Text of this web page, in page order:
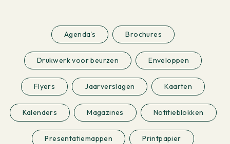
Agenda's Brochures
Drukwerk voor beurzen Enveloppen
Flyers Jaarverslagen Kaarten
Kalenders Magazines Notitieblokken
Presentatiemappen Printpapier